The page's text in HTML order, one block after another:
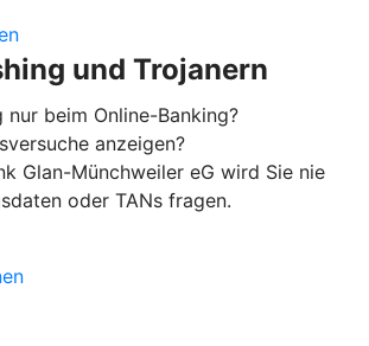
und Trojanern
nur beim Online-Banking?
anzeigen?
Glan-Münchweiler eG wird Sie nie
oder TANs fragen.